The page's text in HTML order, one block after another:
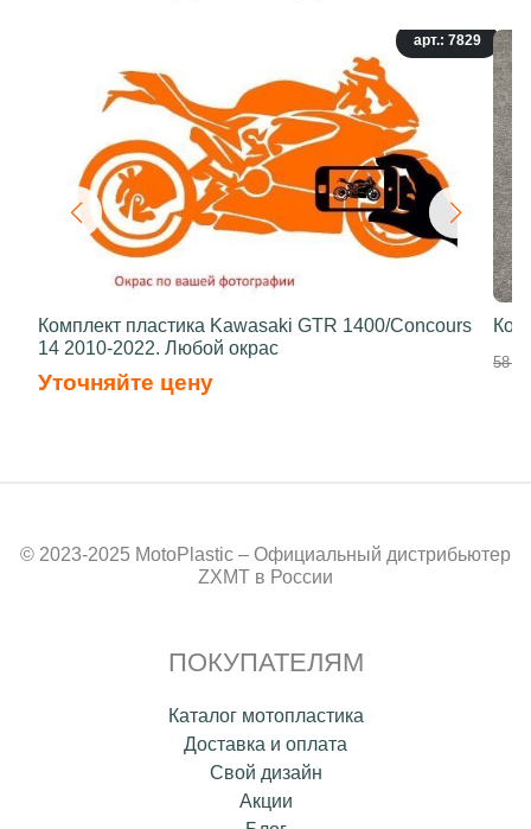
арт.: 7829
Комплект пластика Kawasaki GTR 1400/Concours
14 2010-2022. Любой окрас
Уточняйте цену
58
© 2023-2025 MotoPlastic – Официальный дистрибьютер
ZXMT в России
ПОКУПАТЕЛЯМ
Каталог мотопластика
Доставка и оплата
Свой дизайн
Акции